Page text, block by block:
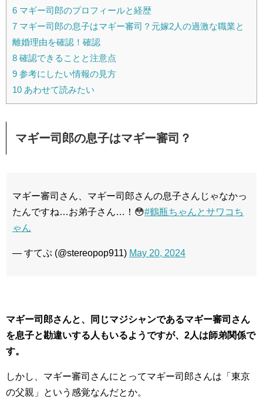
6 マギー司郎のプロフィールと経歴
7 マギー司郎の息子はマギー審司？元嫁2人の過激な職業と
離婚理由を確認！確認
8 確認できることと注意点
9 参考にしたい情報の見方
10 あわせて読みたい
マギー司郎の息子はマギー審司？
マギー審司さん、マギー司郎さんの息子さんじゃなかっ
たんですね…お弟子さん…！😳#鶴瓶ちゃんとサワコち
ゃん
— すてぷ (@stereopop911) May 20, 2024
マギー司郎さんと、同じマジシャンであるマギー審司さん
を息子と勘違いする人もいるようですが、2人は師弟関係で
す。
しかし、マギー審司さんにとってマギー司郎さんは「東京
の父親」という感覚なんだとか。